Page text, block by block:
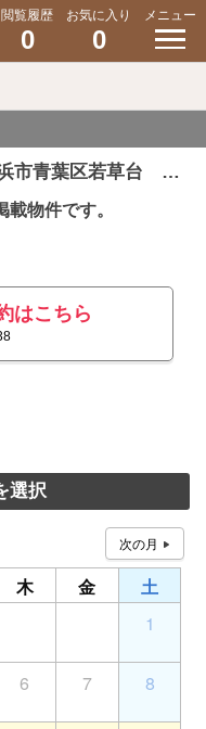
閲覧履歴
0
お気に入り
0
メニュー
◇◆横浜市青葉区若草台 建築条件なし売地◆◇ 2区画
物件です。
はこちら
選択
木 金
土
1
6 7 8